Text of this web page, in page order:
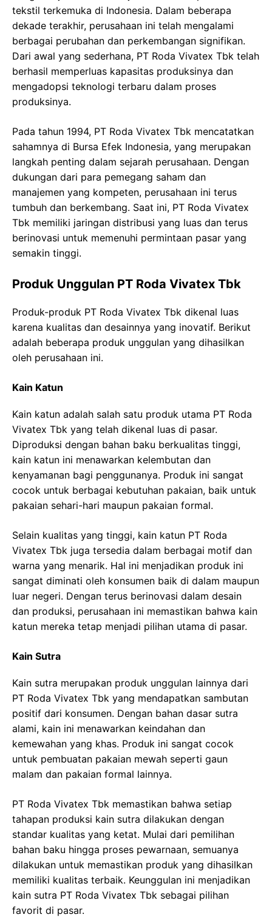
tekstil terkemuka di Indonesia. Dalam beberapa
dekade terakhir, perusahaan ini telah mengalami
berbagai perubahan dan perkembangan signifikan.
Dari awal yang sederhana, PT Roda Vivatex Tbk telah
berhasil memperluas kapasitas produksinya dan
mengadopsi teknologi terbaru dalam proses
produksinya.
Pada tahun 1994, PT Roda Vivatex Tbk mencatatkan
sahamnya di Bursa Efek Indonesia, yang merupakan
langkah penting dalam sejarah perusahaan. Dengan
dukungan dari para pemegang saham dan
manajemen yang kompeten, perusahaan ini terus
tumbuh dan berkembang. Saat ini, PT Roda Vivatex
Tbk memiliki jaringan distribusi yang luas dan terus
berinovasi untuk memenuhi permintaan pasar yang
semakin tinggi.
Produk Unggulan PT Roda Vivatex Tbk
Produk-produk PT Roda Vivatex Tbk dikenal luas
karena kualitas dan desainnya yang inovatif. Berikut
adalah beberapa produk unggulan yang dihasilkan
oleh perusahaan ini.
Kain Katun
Kain katun adalah salah satu produk utama PT Roda
Vivatex Tbk yang telah dikenal luas di pasar.
Diproduksi dengan bahan baku berkualitas tinggi,
kain katun ini menawarkan kelembutan dan
kenyamanan bagi penggunanya. Produk ini sangat
cocok untuk berbagai kebutuhan pakaian, baik untuk
pakaian sehari-hari maupun pakaian formal.
Selain kualitas yang tinggi, kain katun PT Roda
Vivatex Tbk juga tersedia dalam berbagai motif dan
warna yang menarik. Hal ini menjadikan produk ini
sangat diminati oleh konsumen baik di dalam maupun
luar negeri. Dengan terus berinovasi dalam desain
dan produksi, perusahaan ini memastikan bahwa kain
katun mereka tetap menjadi pilihan utama di pasar.
Kain Sutra
Kain sutra merupakan produk unggulan lainnya dari
PT Roda Vivatex Tbk yang mendapatkan sambutan
positif dari konsumen. Dengan bahan dasar sutra
alami, kain ini menawarkan keindahan dan
kemewahan yang khas. Produk ini sangat cocok
untuk pembuatan pakaian mewah seperti gaun
malam dan pakaian formal lainnya.
PT Roda Vivatex Tbk memastikan bahwa setiap
tahapan produksi kain sutra dilakukan dengan
standar kualitas yang ketat. Mulai dari pemilihan
bahan baku hingga proses pewarnaan, semuanya
dilakukan untuk memastikan produk yang dihasilkan
memiliki kualitas terbaik. Keunggulan ini menjadikan
kain sutra PT Roda Vivatex Tbk sebagai pilihan
favorit di pasar.